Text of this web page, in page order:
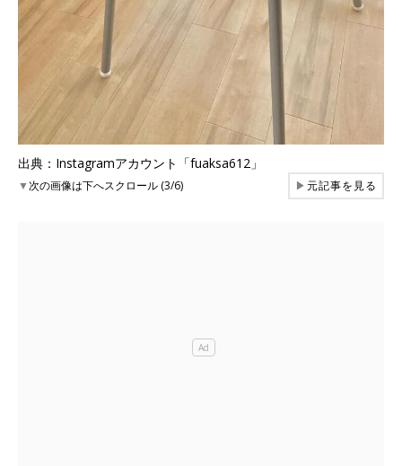
出典：Instagramアカウント「fuaksa612」
▼次の画像は下へスクロール (3/6) ▶元記事を見る